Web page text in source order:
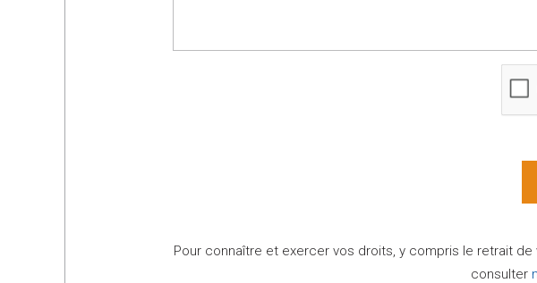
Pour connaître et exercer vos droits, y compris le retrait
consulter